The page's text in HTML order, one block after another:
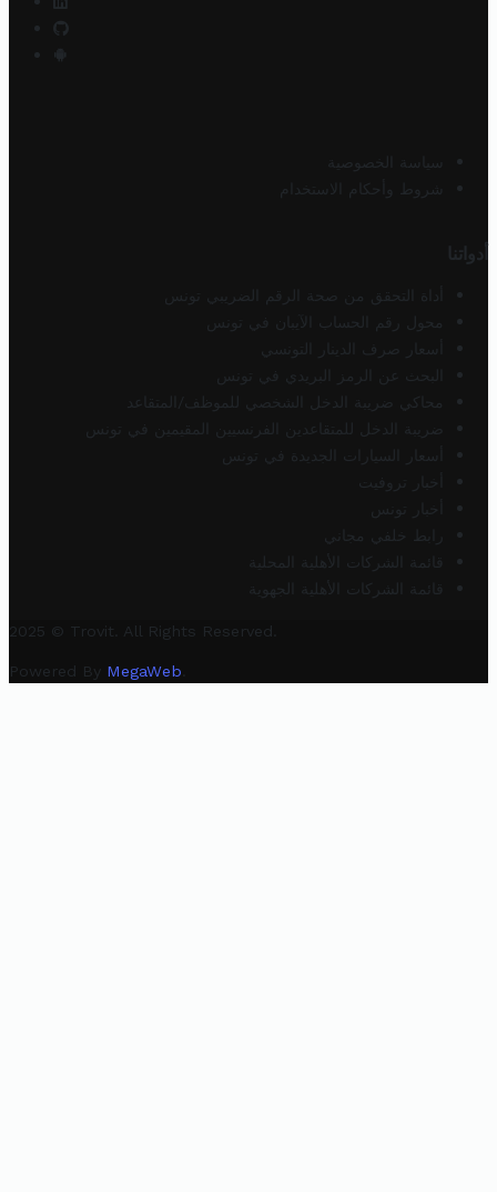
سياسة الخصوصية
شروط وأحكام الاستخدام
أدواتنا
أداة التحقق من صحة الرقم الضريبي تونس
محول رقم الحساب الآيبان في تونس
أسعار صرف الدينار التونسي
البحث عن الرمز البريدي في تونس
محاكي ضريبة الدخل الشخصي للموظف/المتقاعد
ضريبة الدخل للمتقاعدين الفرنسيين المقيمين في تونس
أسعار السيارات الجديدة في تونس
أخبار تروفيت
أخبار تونس
رابط خلفي مجاني
قائمة الشركات الأهلية المحلية
قائمة الشركات الأهلية الجهوية
2025 © Trovit. All Rights Reserved.
Powered By MegaWeb